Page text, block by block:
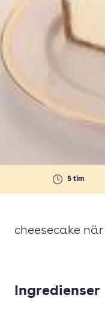
5 tim
cheesecake
Ingredienser